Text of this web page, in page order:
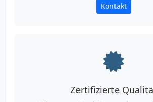
Kontakt
Zertifizierte